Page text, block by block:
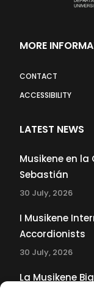
MORE
CONTACT
ACCESSIBILITY
LATEST NEWS
Musikene en la
Sebastián
30 July, 2026
I Musikene
Accordionists
30 July, 2026
La Musikene